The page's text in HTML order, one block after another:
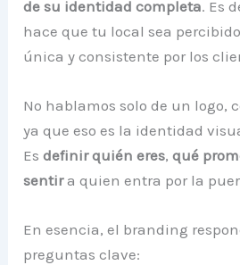
de su identidad completa. Es
hace que tu local sea
única y consistente por los
No hablamos solo de un logo,
ya que eso es la identidad
Esdefinir quién eres,qué
sentira quien entra por la
En esencia, el branding
preguntas clave: